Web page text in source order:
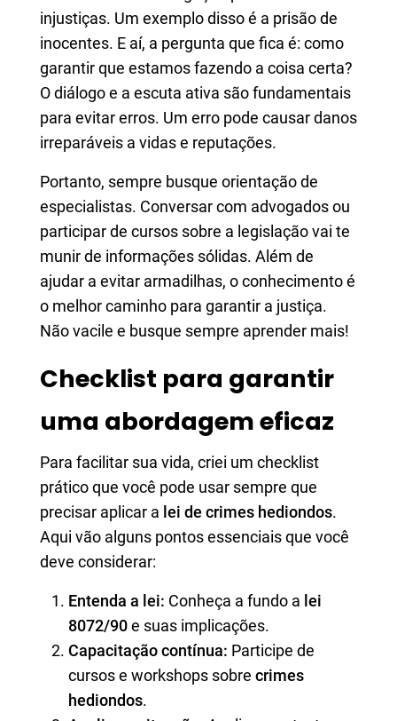
injustiças. Um exemplo disso é a prisão de
inocentes. E aí, a pergunta que fica é: como
garantir que estamos fazendo a coisa certa?
O diálogo e a escuta ativa são fundamentais
para evitar erros. Um erro pode causar danos
irreparáveis a vidas e reputações.
Portanto, sempre busque orientação de
especialistas. Conversar com advogados ou
participar de cursos sobre a legislação vai te
munir de informações sólidas. Além de
ajudar a evitar armadilhas, o conhecimento é
o melhor caminho para garantir a justiça.
Não vacile e busque sempre aprender mais!
Checklist para garantir
uma abordagem eficaz
Para facilitar sua vida, criei um checklist
prático que você pode usar sempre que
precisar aplicar a lei de crimes hediondos.
Aqui vão alguns pontos essenciais que você
deve considerar:
Entenda a lei: Conheça a fundo a lei
8072/90e suas implicações.
Capacitação contínua: Participe de
cursos e workshops sobre crimes
hediondos.